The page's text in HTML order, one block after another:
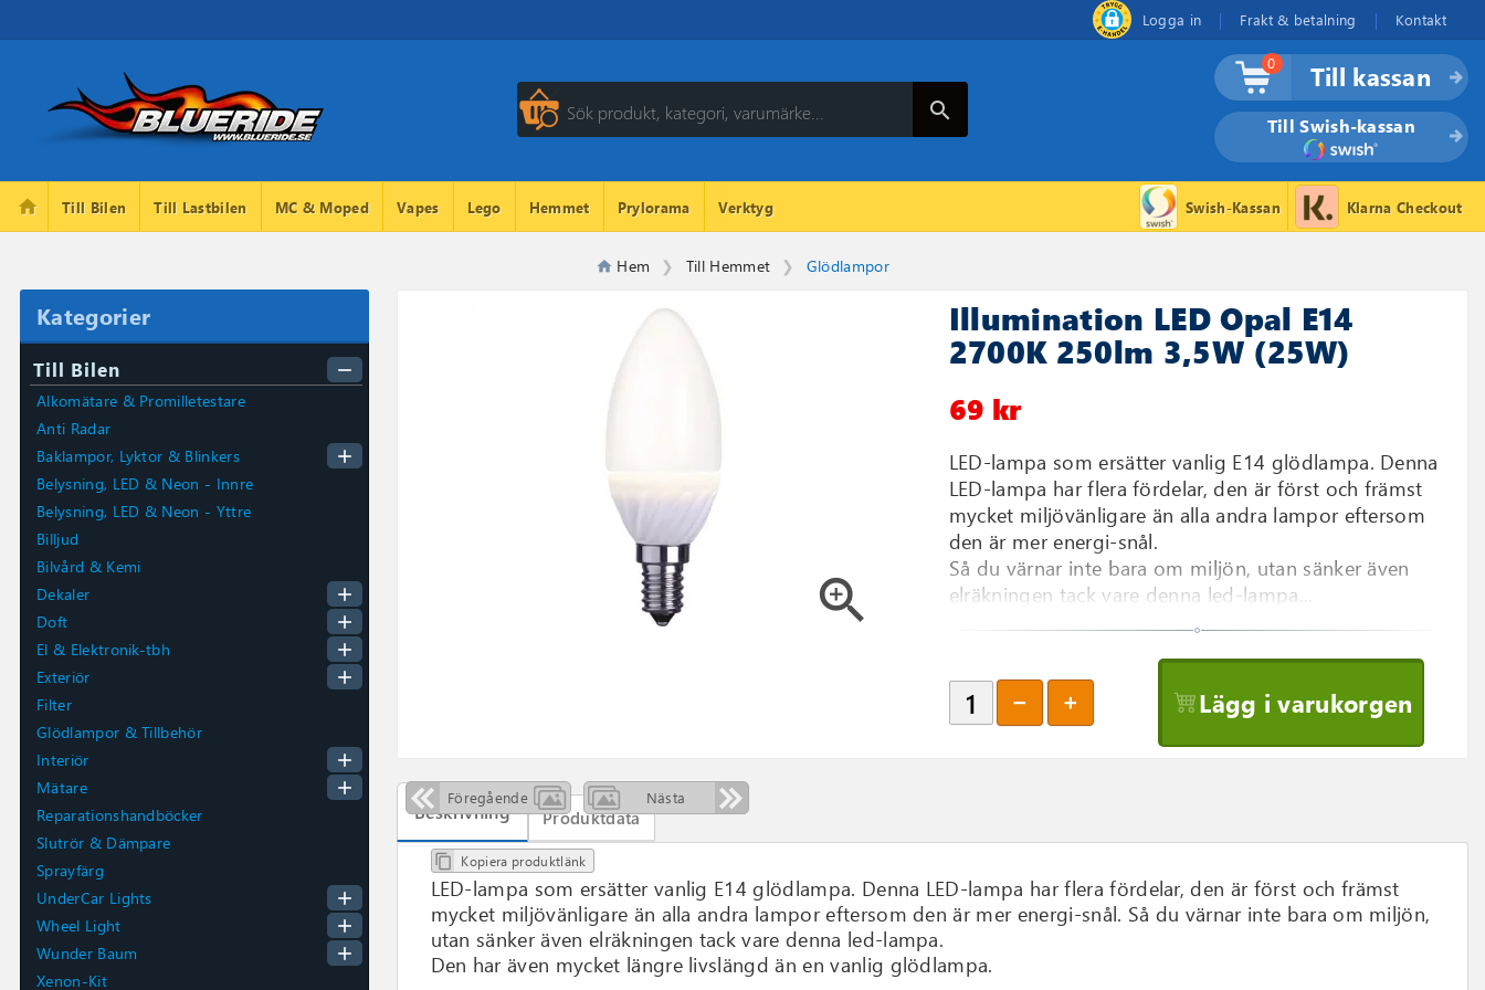
Kontakt
Frakt & betalning
Logga in
search
0 Till kassan
Till Swish-kassan
home Till Bilen Till Lastbilen MC & Moped Vapes Lego Hemmet Prylorama Verktyg Swish-Kassan Klarna Checkout
Hem Till Hemmet Glödlampor
Kategorier
Till Bilen remove
Alkomätare & Promilletestare
Anti Radar
Baklampor, Lyktor & Blinkers
add
Belysning, LED & Neon - Innre
Belysning, LED & Neon - Yttre
Billjud
Bilvård & Kemi
Dekaler
add
Doft add
El & Elektronik-tbh add
Exteriör add
Filter
Glödlampor & Tillbehör
Interiör
add
Mätare add
Reparationshandböcker
Slutrör & Dämpare
Sprayfärg
UnderCar Lights
add
Wheel Light add
Wunder Baum add
Xenon-Kit
zoom_in
Illumination LED Opal E14
2700K 250lm 3,5W (25W)
69 kr
LED-lampa som ersätter vanlig E14 glödlampa. Denna
LED-lampa har flera fördelar, den är först och främst
mycket miljövänligare än alla andra lampor eftersom
den är mer energi-snål.
Så du värnar inte bara om miljön, utan sänker även
elräkningen tack vare denna led-lampa...
Lägg i varukorgen
Föregående Nästa
Beskrivning Produktdata
 Kopiera produktlänk
LED-lampa som ersätter vanlig E14 glödlampa. Denna LED-lampa har flera fördelar, den är först och främst
mycket miljövänligare än alla andra lampor eftersom den är mer energi-snål. Så du värnar inte bara om miljön,
utan sänker även elräkningen tack vare denna led-lampa.
Den har även mycket längre livslängd än en vanlig glödlampa.